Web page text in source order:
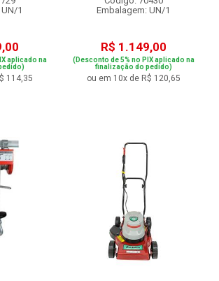
1
aplicado na
114,35
Embalagem: UN/1
R$ 1.149,00
(Desconto de 5% no PIX aplicado na
finalização do pedido)
ou em 10x de R$ 120,65